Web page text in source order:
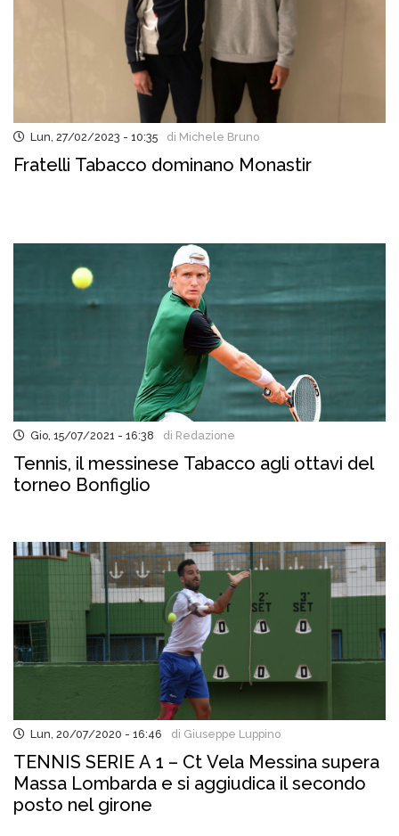
Lun, 27/02/2023 - 10:35 di Michele Bruno
Fratelli Tabacco dominano Monastir
Gio, 15/07/2021 - 16:38 di Redazione
Tennis, il messinese Tabacco agli ottavi del
torneo Bonfiglio
Lun, 20/07/2020 - 16:46 di Giuseppe Luppino
TENNIS SERIE A 1 – Ct Vela Messina supera
Massa Lombarda e si aggiudica il secondo
posto nel girone